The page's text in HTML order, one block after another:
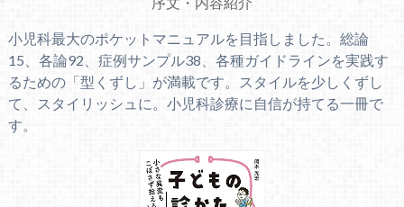
小児科最大のポケットマニュアルを目指しました。総論
15、各論92、症例サンプル38、各種ガイドラインを実践す
るための「型くずし」が満載です。スタイルを少しくずし
て、スタイリッシュに。小児科診療に自信が持てる一冊で
す。